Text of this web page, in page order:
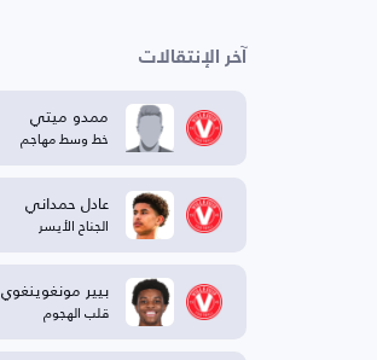
آخر الإنتقالات
ممدو ميتي
خط وسط مهاجم
عادل حمداني
الجناح الأيسر
بيير مونغوينغوي
قلب الهجوم